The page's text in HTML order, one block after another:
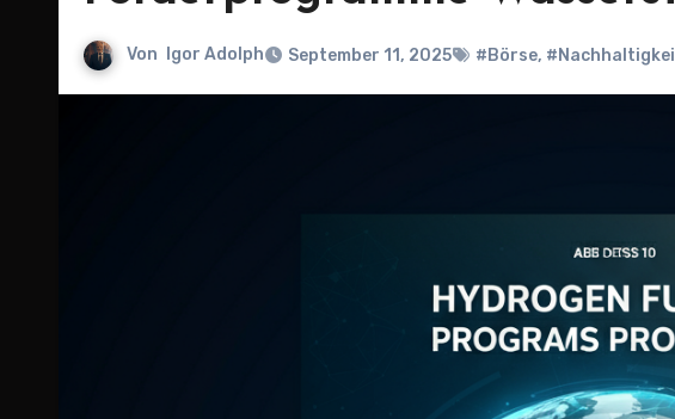
Von Igor Adolph September 11, 2025 #Börse,